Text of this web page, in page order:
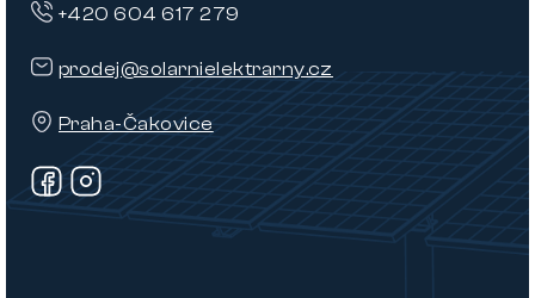
prodej@solarnielektrarny.cz
Praha-Čakovice
+420 604 617 279